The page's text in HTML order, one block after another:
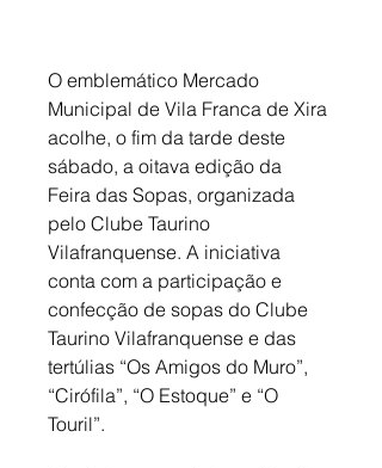
O emblemático Mercado
Municipal de Vila Franca de Xira
acolhe, o fim da tarde deste
sábado, a oitava edição da
Feira das Sopas, organizada
pelo Clube Taurino
Vilafranquense. A iniciativa
conta com a participação e
confecção de sopas do Clube
Taurino Vilafranquense e das
tertúlias “Os Amigos do Muro”,
“Cirófila”, “O Estoque” e “O
Touril”.